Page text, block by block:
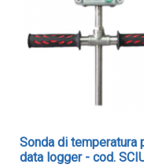
Sonda di
data logger - cod.